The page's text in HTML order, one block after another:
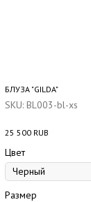
БЛУЗА "GILDA"
SKU: BL003-bl-xs
25 500 RUB
Цвет
Размер